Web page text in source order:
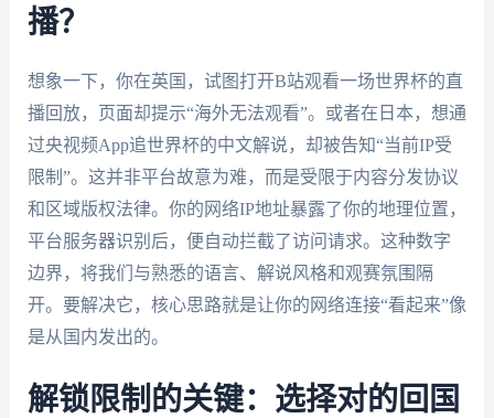
播？
想象一下，你在英国，试图打开B站观看一场世界杯的直
播回放，页面却提示“海外无法观看”。或者在日本，想通
过央视频App追世界杯的中文解说，却被告知“当前IP受
限制”。这并非平台故意为难，而是受限于内容分发协议
和区域版权法律。你的网络IP地址暴露了你的地理位置，
平台服务器识别后，便自动拦截了访问请求。这种数字
边界，将我们与熟悉的语言、解说风格和观赛氛围隔
开。要解决它，核心思路就是让你的网络连接“看起来”像
是从国内发出的。
解锁限制的关键：选择对的回国